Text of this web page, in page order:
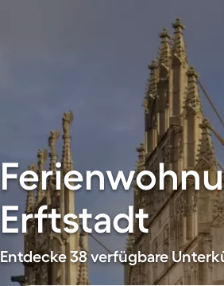
Erftstadt
Entdecke 38 verfügbare